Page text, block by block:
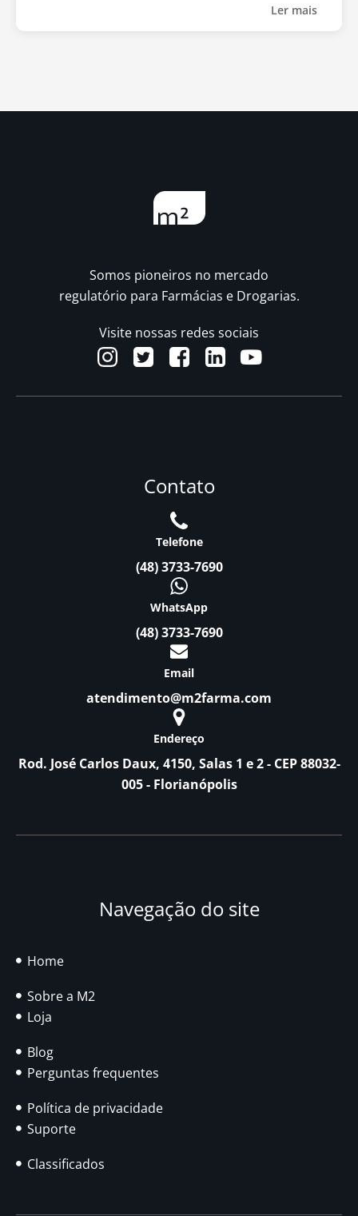
Ler mais
Somos pioneiros no mercado
regulatório para Farmácias e Drogarias.
Visite nossas redes sociais
Contato
Telefone
(48) 3733-7690
WhatsApp
(48) 3733-7690
Email
atendimento@m2farma.com
Endereço
Rod. José Carlos Daux, 4150, Salas 1 e 2 - CEP 88032-
005 - Florianópolis
Navegação do site
Home
Sobre a M2
Loja
Blog
Perguntas frequentes
Política de privacidade
Suporte
Classificados